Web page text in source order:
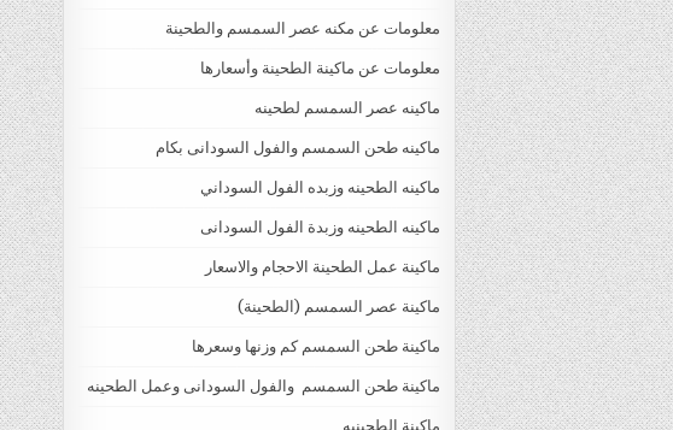
معلومات عن مكنه عصر السمسم والطحينة
معلومات عن ماكينة الطحينة وأسعارها
ماكينه عصر السمسم لطحينه
ماكينه طحن السمسم والفول السودانى بكام
ماكينه الطحينه وزبده الفول السوداني
ماكينه الطحينه وزبدة الفول السودانى
ماكينة عمل الطحينة الاحجام والاسعار
ماكينة عصر السمسم (الطحينة)
ماكينة طحن السمسم كم وزنها وسعرها
ماكينة طحن السمسم والفول السودانى وعمل الطحينه
ماكينة الطحينيه